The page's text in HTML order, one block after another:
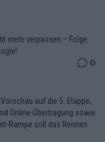
mehr verpassen – Folge
0
auf die 5. Etappe,
Online-Übertragung sowie
Rampe soll das Rennen